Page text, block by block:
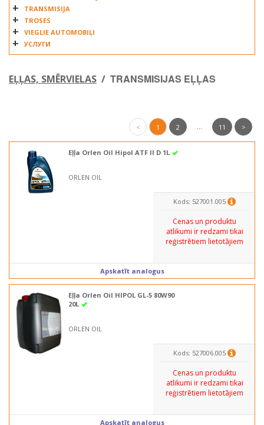
TRANSMISIJA
TROSES
VIEGLIE AUTOMOBIĻI
УСЛУГИ
EĻĻAS, SMĒRVIELAS / TRANSMISIJAS EĻĻAS
< 1 2 ... 11 >
Eļļa Orlen Oil Hipol ATF II D 1L
ORLEN OIL
Kods: 527001.005
Cenas un produktu
atlikumi ir redzami tikai
reģistrētiem lietotājiem
Apskatīt analogus
Eļļa Orlen Oil HIPOL GL-5 80W90
20L
ORLEN OIL
Kods: 527006.005
Cenas un produktu
atlikumi ir redzami tikai
reģistrētiem lietotājiem
Apskatīt analogus